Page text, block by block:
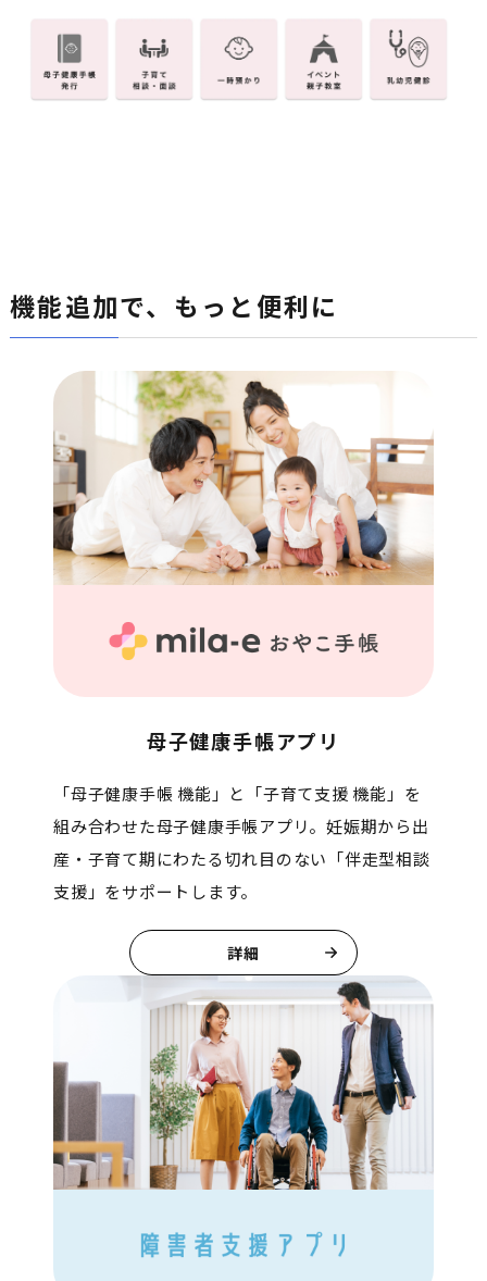
機能追加で、もっと便利に
母子健康手帳アプリ
「母子健康手帳 機能」と「子育て支援 機能」を
組み合わせた母子健康手帳アプリ。妊娠期から出
産・子育て期にわたる切れ目のない「伴走型相談
支援」をサポートします。
詳細